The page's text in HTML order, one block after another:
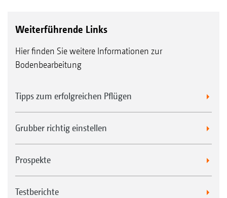
Weiterführende Links
Hier finden Sie weitere Informationen zur
Bodenbearbeitung
Tipps zum erfolgreichen Pflügen
Grubber richtig einstellen
Prospekte
Testberichte